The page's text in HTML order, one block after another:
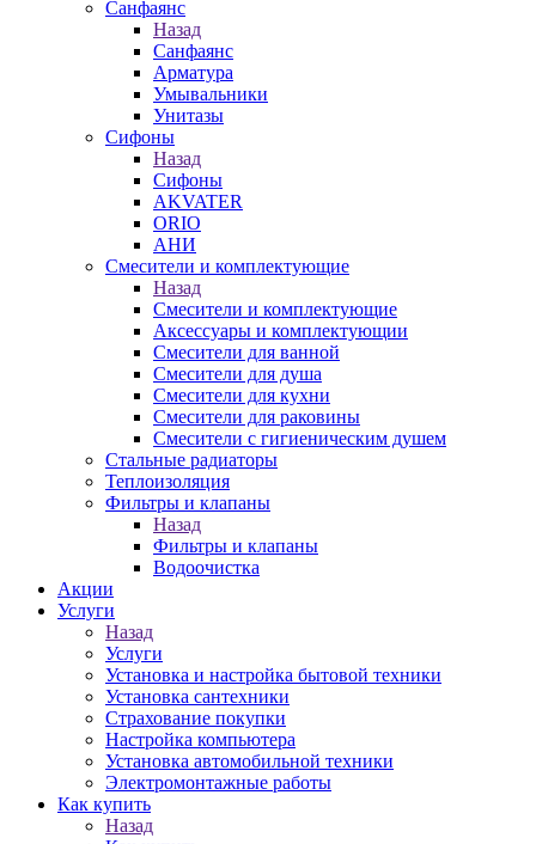
Санфаянс
Назад
Санфаянс
Арматура
Умывальники
Унитазы
Сифоны
Назад
Сифоны
AKVATER
ORIO
АНИ
Смесители и комплектующие
Назад
Смесители и комплектующие
Аксессуары и комплектующии
Смесители для ванной
Смесители для душа
Смесители для кухни
Смесители для раковины
Смесители с гигиеническим душем
Стальные радиаторы
Теплоизоляция
Фильтры и клапаны
Назад
Фильтры и клапаны
Водоочистка
Акции
Услуги
Назад
Услуги
Установка и настройка бытовой техники
Установка сантехники
Страхование покупки
Настройка компьютера
Установка автомобильной техники
Электромонтажные работы
Как купить
Назад